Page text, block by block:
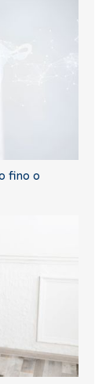
fino o